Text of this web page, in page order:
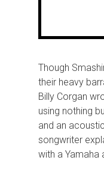
Though
their heavy
Billy Corgan
using nothing
and an
songwriter
with a Yamaha